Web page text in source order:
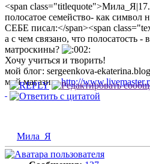
<span
полосатое семейство- как символ
СЕБЕ писал:</span><span
а с чем связано, что полосатость
матроскины?
Хочу учиться и творить!
мой блог: sergeenkova-
мой магазин:http://
Мила_Я